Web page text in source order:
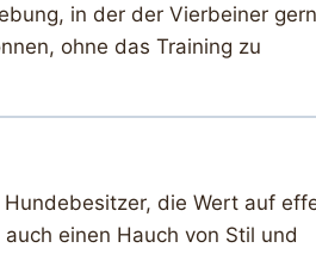
in der der Vierbeiner
ohne das Training zu
die Wert auf
einen Hauch von Stil und